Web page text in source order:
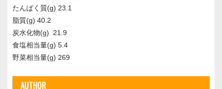
たんぱく質(g) 23.1
脂質(g) 40.2
炭水化物(g) 21.9
食塩相当量(g) 5.4
野菜相当量(g) 269
AUTHOR